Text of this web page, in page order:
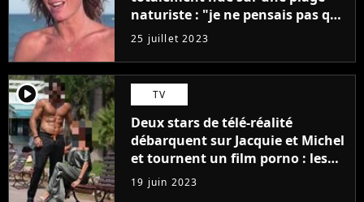
naturiste : "je ne pensais pas que
j'arriverais à le faire..."
25 juillet 2023
player2 TV
Deux stars de télé-réalité
débarquent sur Jacquie et Michel
et tournent un film porno : les
premières images du tournage
(exclu)
19 juin 2023